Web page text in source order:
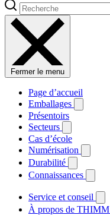
Fermer le menu
Page d’accueil
Emballages
Présentoirs
Secteurs
Cas d’école
Numérisation
Durabilité
Connaissances
Service et conseil
À propos de THIMM